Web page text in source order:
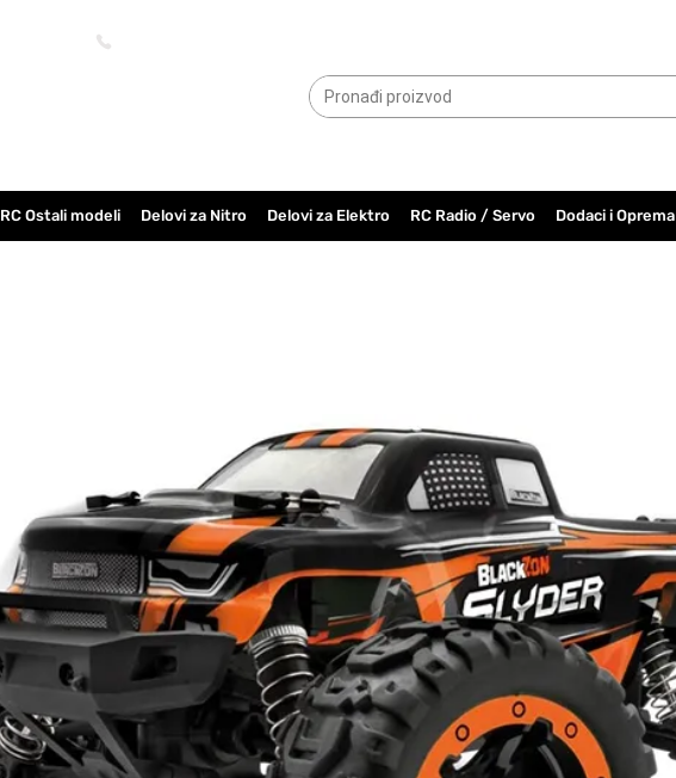
RC Ostali modeli Delovi za Nitro Delovi za Elektro RC Radio / Servo Dodaci i Oprema